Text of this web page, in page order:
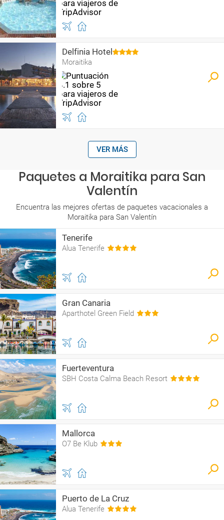
Delfinia Hotel
Moraitika
VER MÁS
Paquetes a Moraitika para San
Valentín
Encuentra las mejores ofertas de paquetes vacacionales a
Moraitika para San Valentín
Tenerife
Alua Tenerife
Gran Canaria
Aparthotel Green Field
Fuerteventura
SBH Costa Calma Beach Resort
Mallorca
O7 Be Klub
Puerto de La Cruz
Alua Tenerife